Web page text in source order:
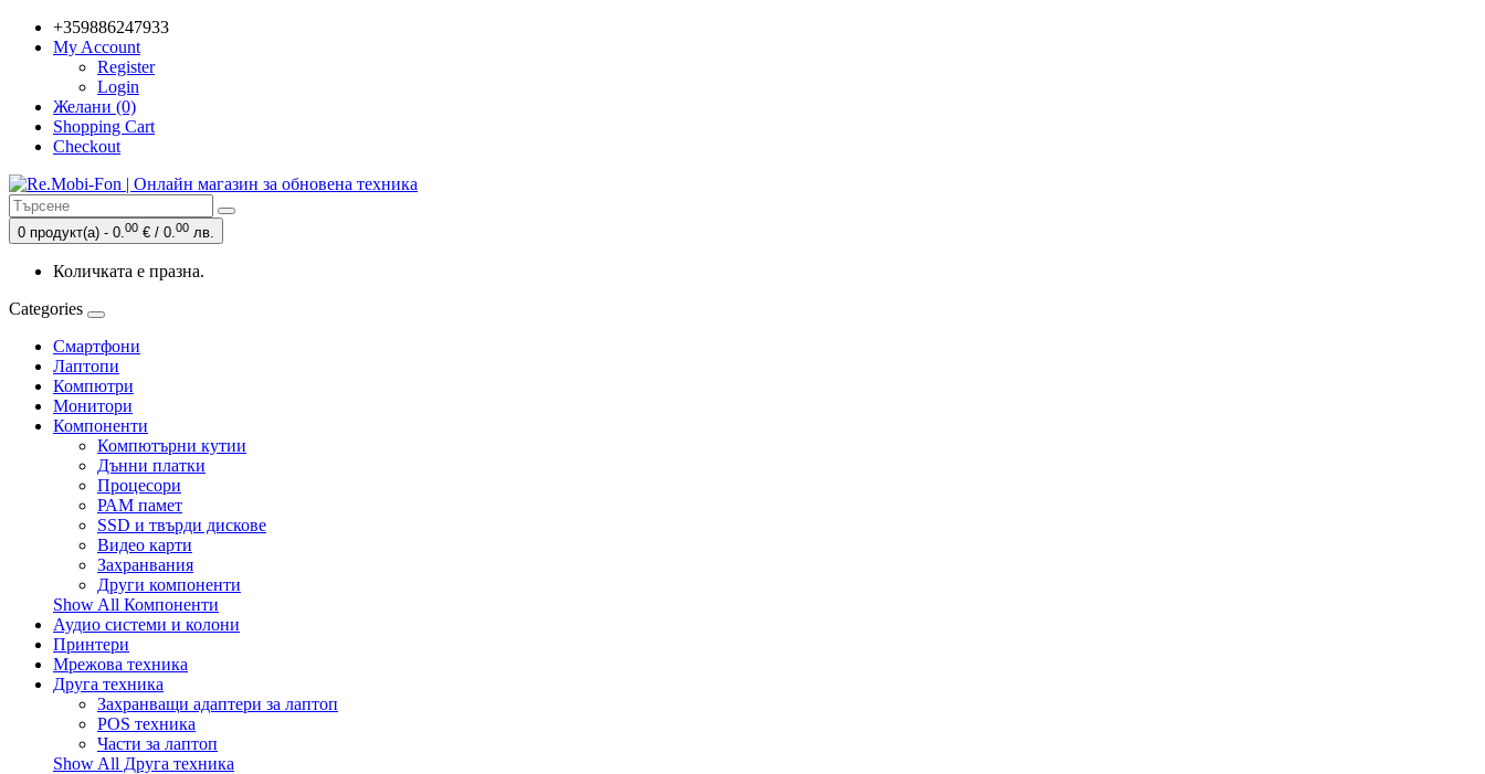
+359886247933
My Account
Register
Login
Желани (0)
Shopping Cart
Checkout
0 продукт(а) - 0.00 € / 0.00 лв.
Количката е празна.
Categories
Смартфони
Лаптопи
Компютри
Монитори
Компоненти
Компютърни кутии
Дънни платки
Процесори
РАМ памет
SSD и твърди дискове
Видео карти
Захранвания
Други компоненти
Show All Компоненти
Аудио системи и колони
Принтери
Мрежова техника
Друга техника
Захранващи адаптери за лаптоп
POS техника
Части за лаптоп
Show All Друга техника